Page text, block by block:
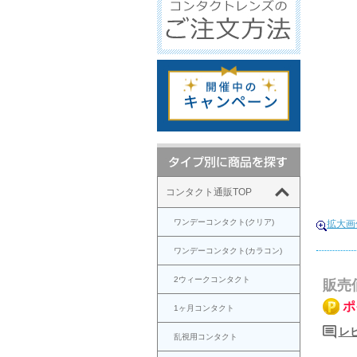
コンタクト通販TOP
ワンデーコンタクト(クリア)
ワンデーコンタクト(カラコン)
2ウィークコンタクト
1ヶ月コンタクト
乱視用コンタクト
拡大
販売
ポ
レ